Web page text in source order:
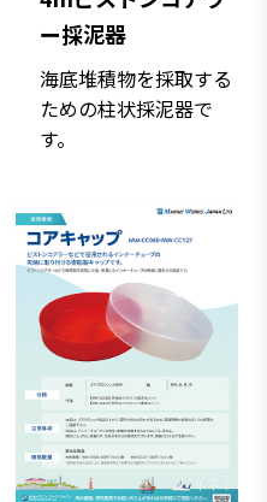
ー採泥器
海底堆積物を採取する
ための柱状採泥器で
す。